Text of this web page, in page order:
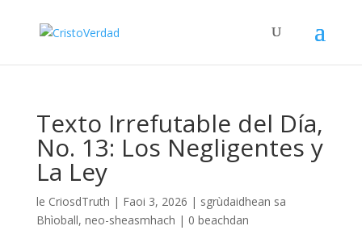
Texto Irrefutable del Día,
No. 13: Los Negligentes y
La Ley
le CriosdTruth | Faoi 3, 2026 | sgrùdaidhean sa
Bhìoball, neo-sheasmhach | 0 beachdan